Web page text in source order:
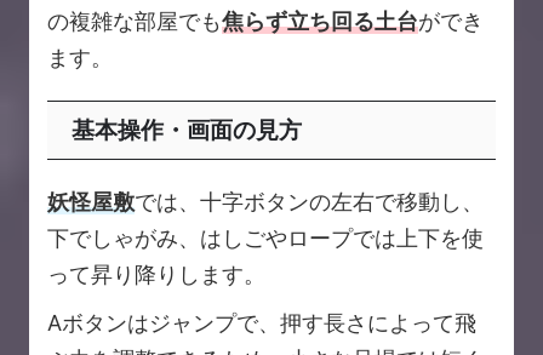
の複雑な部屋でも焦らず立ち回る土台ができ
ます。
基本操作・画面の見方
妖怪屋敷では、十字ボタンの左右で移動し、
下でしゃがみ、はしごやロープでは上下を使
って昇り降りします。
Aボタンはジャンプで、押す長さによって飛